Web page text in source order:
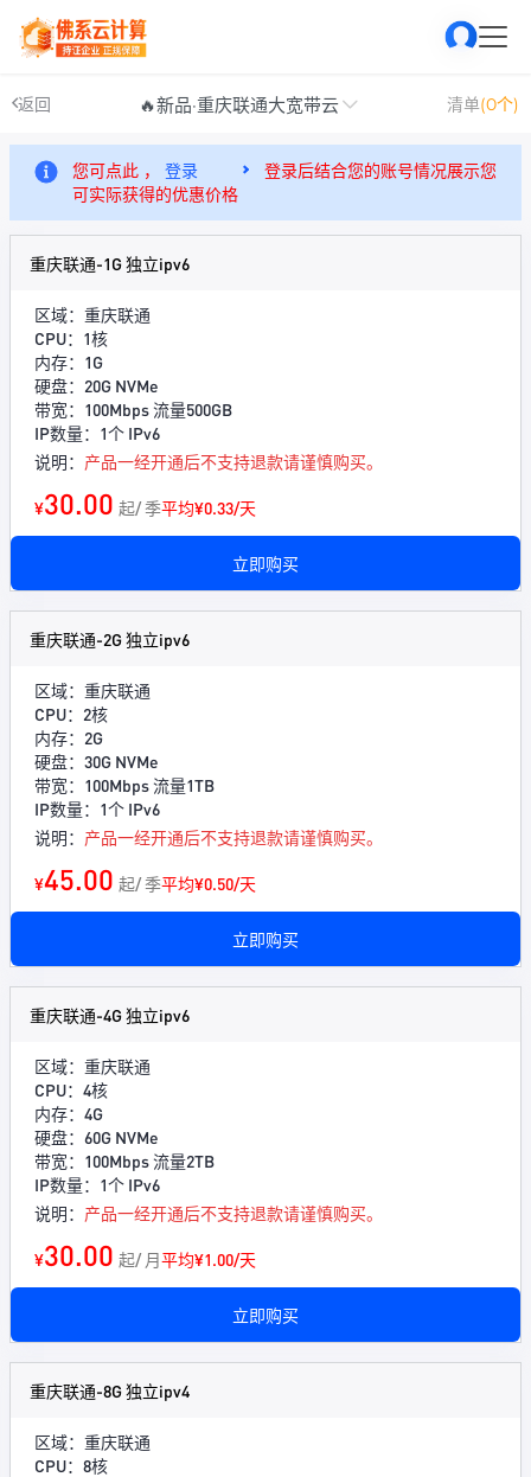
返回 🔥新品·重庆联通大宽带云 清单(0个)
您可点此 ， 登录
登录后结合您的账号情况展示您
可实际获得的优惠价格
重庆联通-1G 独立ipv6
区域：重庆联通
CPU：1核
内存：1G
硬盘：20G NVMe
带宽：100Mbps 流量500GB
IP数量：1个 IPv6
说明： 产品一经开通后不支持退款请谨慎购买。
¥30.00 起/ 季平均¥0.33/天
立即购买
重庆联通-2G 独立ipv6
区域：重庆联通
CPU：2核
内存：2G
硬盘：30G NVMe
带宽：100Mbps 流量1TB
IP数量：1个 IPv6
说明： 产品一经开通后不支持退款请谨慎购买。
¥45.00 起/ 季平均¥0.50/天
立即购买
重庆联通-4G 独立ipv6
区域：重庆联通
CPU：4核
内存：4G
硬盘：60G NVMe
带宽：100Mbps 流量2TB
IP数量：1个 IPv6
说明： 产品一经开通后不支持退款请谨慎购买。
¥30.00 起/ 月平均¥1.00/天
立即购买
重庆联通-8G 独立ipv4
区域：重庆联通
CPU：8核